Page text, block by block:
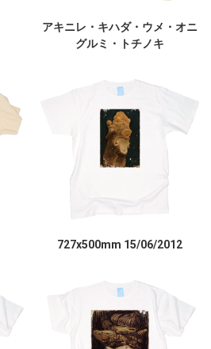
アキニレ・キハダ・ウメ・オニ
グルミ・トチノキ
727x500mm 15/06/2012